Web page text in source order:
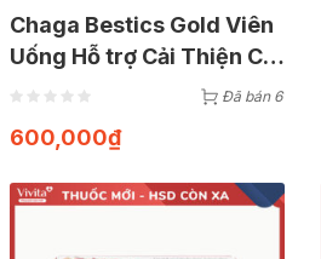
Chaga Bestics Gold Viên
Uống Hỗ trợ Cải Thiện Chỉ
Số Đường Huyết (Hộp 60
Đã bán 6
600,000₫